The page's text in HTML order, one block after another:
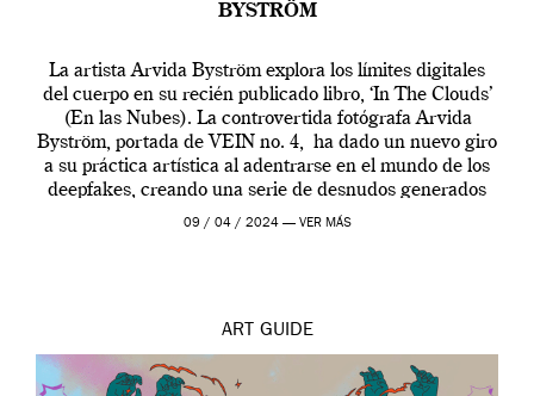
BYSTRÖM
La artista Arvida Byström explora los límites digitales
del cuerpo en su recién publicado libro, ‘In The Clouds’
(En las Nubes). La controvertida fotógrafa Arvida
Byström, portada de VEIN no. 4, ha dado un nuevo giro
a su práctica artística al adentrarse en el mundo de los
deepfakes, creando una serie de desnudos generados
por […]
09 / 04 / 2024 — VER MÁS
ART GUIDE